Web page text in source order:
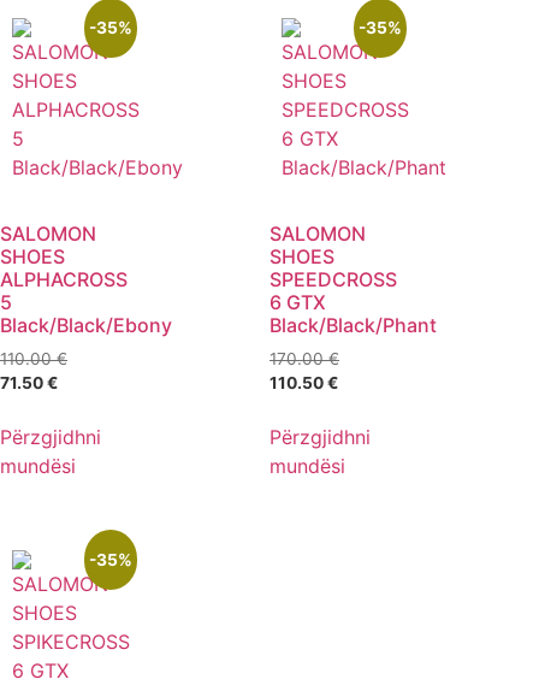
-35%
SALOMON
SHOES
ALPHACROSS
5
Black/Black/Ebony
110.00€
71.50€
Përzgjidhni
mundësi
-35%
SALOMON
SHOES
SPEEDCROSS
6 GTX
Black/Black/Phant
170.00€
110.50€
Përzgjidhni
mundësi
-35%